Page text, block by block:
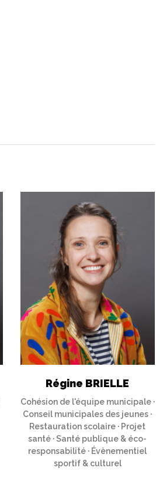
Régine BRIELLE
Cohésion de l'équipe municipale ·
Conseil municipales des jeunes ·
Restauration scolaire · Projet
santé · Santé publique & éco-
responsabilité · Évènementiel
sportif & culturel